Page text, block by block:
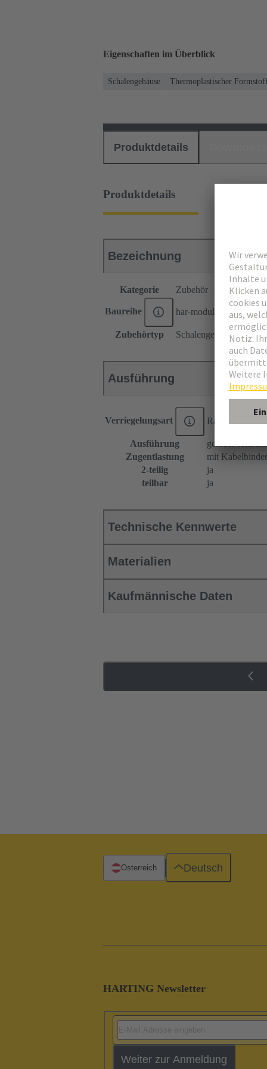
Eigenschaften im Überblick
Schalengehäuse Thermoplastischer
Produktdetails
Produktdetails
Bezeichnung
Kategorie Zubehör
Baureihe har-modular®
Zubehörtyp Schalengehäuse
Ausführung
Verriegelungsart Rasthebel
Ausführung
gerader/
Zugentlastung
mit Kabelbinder
2-teilig
ja
teilbar
ja
Technische Kennwerte
Materialien
Kaufmännische Daten
HARTING Newsletter
Weiter zur Anmeldung
Österreich Deutsch